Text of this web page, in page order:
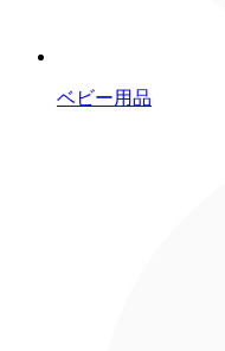
ベビー用品